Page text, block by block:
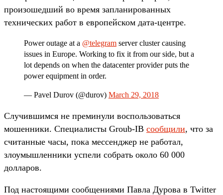
произошедший во время запланированных
технических работ в европейском дата-центре.
Power outage at a @telegram server cluster causing
issues in Europe. Working to fix it from our side, but a
lot depends on when the datacenter provider puts the
power equipment in order.
— Pavel Durov (@durov) March 29, 2018
Случившимся не преминули воспользоваться
мошенники. Специалисты Groub-IB сообщили, что за
считанные часы, пока мессенджер не работал,
злоумышленники успели собрать около 60 000
долларов.
Под настоящими сообщениями Павла Дурова в Twitter